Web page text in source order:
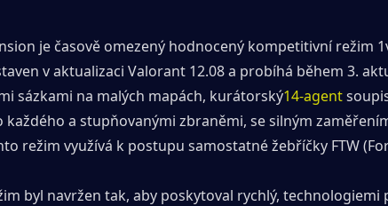
je časově omezený hodnocený kompetitivní režim
v aktualizaci Valorant 12.08 a probíhá během 3.
sázkami na malých mapách, kurátorský14-agent
a stupňovanými zbraněmi, se silným
režim využívá k postupu samostatné žebříčky FTW
byl navržen tak, aby poskytoval rychlý, technologiemi